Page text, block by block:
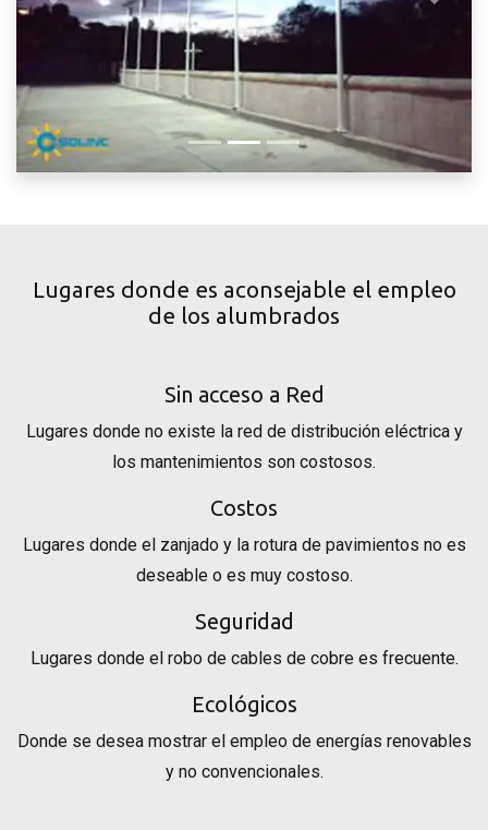
Previous Next
Lugares donde es aconsejable el empleo
de los alumbrados
Sin acceso a Red
Lugares donde no existe la red de distribución eléctrica y
los mantenimientos son costosos.
Costos
Lugares donde el zanjado y la rotura de pavimientos no es
deseable o es muy costoso.
Seguridad
Lugares donde el robo de cables de cobre es frecuente.
Ecológicos
Donde se desea mostrar el empleo de energías renovables
y no convencionales.